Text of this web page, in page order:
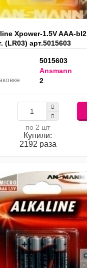
Xpower-1.5V AAA-bl2
(LR03) арт.5015603
5015603
Ansmann
2
по 2 шт
Купили:
2192 раза